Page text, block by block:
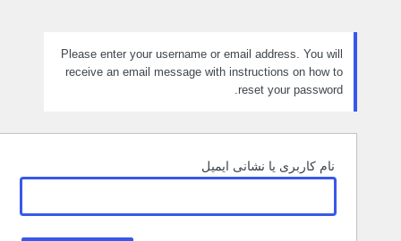
Please enter your username or email address. You will
receive an email message with instructions on how to
reset your password.
نام کاربری یا نشانی ایمیل